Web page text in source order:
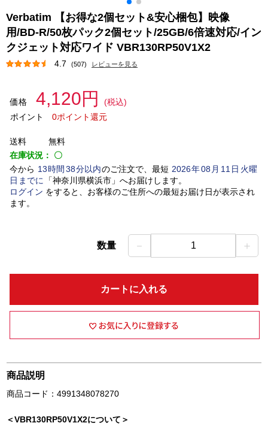
Verbatim 【お得な2個セット&安心梱包】映像
用/BD-R/50枚パック2個セット/25GB/6倍速対応/イン
クジェット対応ワイド VBR130RP50V1X2
4.7 (507) レビューを見る
価格 4,120円
(税込)
ポイント
0ポイント還元
送料
無料
在庫状況： 〇
今から 13時間 38分以内のご注文で、最短 2026年08 月 11 日火曜
日 までに 「神奈川県横浜市」 へお届けします。
ログイン をすると、お客様のご住所への最短お届け日が表示され
ます。
数量 － 1 ＋
カートに入れる
商品説明
商品コード：4991348078270
＜VBR130RP50V1X2について＞